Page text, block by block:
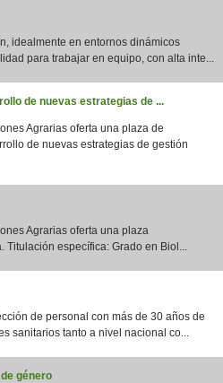
idealmente en entornos dinámicos
para trabajar en equipo, con alta inte...
de nuevas estrategias de ...
Agrarias oferta una plaza de
de nuevas estrategias de gestión
Agrarias oferta una plaza
específica: Grado en Biol...
de personal con más de 30 años de
sanitarios tanto a nivel nacional co...
género